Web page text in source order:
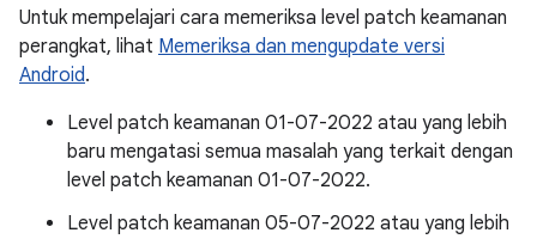
Untuk mempelajari cara memeriksa level patch keamanan
perangkat, lihat Memeriksa dan mengupdate versi
Android.
Level patch keamanan 01-07-2022 atau yang lebih
baru mengatasi semua masalah yang terkait dengan
level patch keamanan 01-07-2022.
Level patch keamanan 05-07-2022 atau yang lebih